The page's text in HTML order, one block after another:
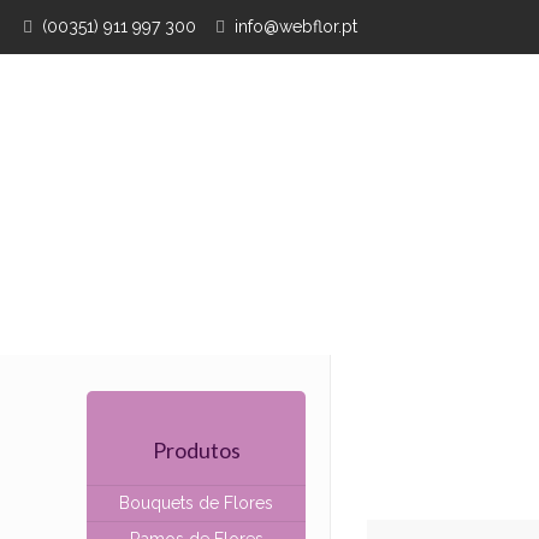
(00351) 911 997 300 info@webflor.pt
Produtos
Bouquets de Flores